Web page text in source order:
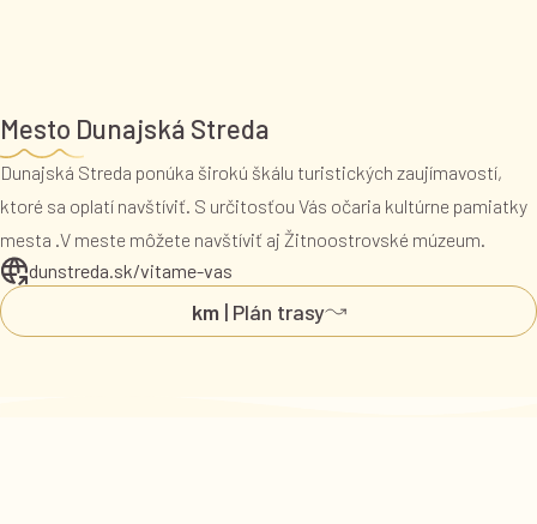
Mesto Dunajská Streda
Dunajská Streda ponúka širokú škálu turistických zaujímavostí,
ktoré sa oplatí navštíviť. S určitosťou Vás očaria kultúrne pamiatky
mesta .V meste môžete navštíviť aj Žitnoostrovské múzeum.
dunstreda.sk/vitame-vas
km | Plán trasy